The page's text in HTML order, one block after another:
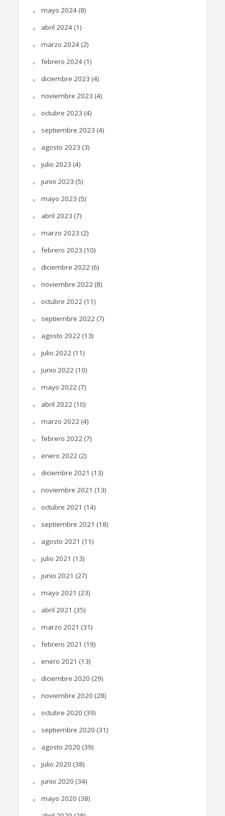
mayo 2024(8)
abril 2024(1)
marzo 2024(2)
febrero 2024(1)
diciembre 2023 (4)
noviembre 2023 (4)
octubre 2023 (4)
septiembre 2023 (4)
agosto 2023 (3)
julio 2023 (4)
junio 2023 (5)
mayo 2023 (5)
abril 2023 (7)
marzo 2023 (2)
febrero 2023 (10)
diciembre 2022 (6)
noviembre 2022 (8)
octubre 2022 (11)
septiembre 2022 (7)
agosto 2022 (13)
julio 2022 (11)
junio 2022 (10)
mayo 2022 (7)
abril 2022 (10)
marzo 2022 (4)
febrero 2022 (7)
enero 2022 (2)
diciembre 2021 (13)
noviembre 2021 (13)
octubre 2021 (14)
septiembre 2021 (18)
agosto 2021 (11)
julio 2021 (13)
junio 2021 (27)
mayo 2021 (23)
abril 2021 (35)
marzo 2021 (31)
febrero 2021 (19)
enero 2021 (13)
diciembre 2020 (29)
noviembre 2020 (28)
octubre 2020 (39)
septiembre 2020 (31)
agosto 2020 (39)
julio 2020 (38)
junio 2020 (34)
mayo 2020 (38)